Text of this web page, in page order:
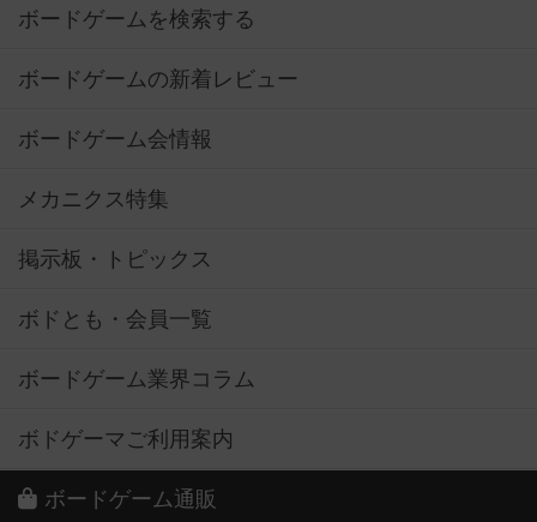
ボードゲームを検索する
ボードゲームの新着レビュー
ボードゲーム会情報
メカニクス特集
掲示板・トピックス
ボドとも・会員一覧
ボードゲーム業界コラム
ボドゲーマご利用案内
ボードゲーム通販